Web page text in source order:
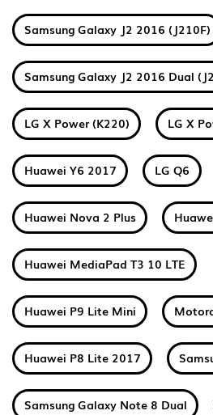
Samsung Galaxy J2 2016 (J210F)
Samsung Galaxy J2 2016 Dual
LG X Power (K220) LG X
Huawei Y6 2017 LG Q6
Huawei Nova 2 Plus
Huawei MediaPad T3 10 LTE
Huawei P9 Lite Mini
Huawei P8 Lite 2017
Samsung Galaxy Note 8 Dual